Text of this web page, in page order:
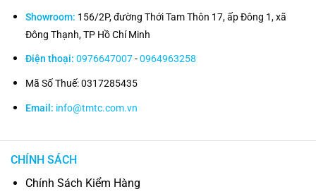
Showroom: 156/2P, đường Thới Tam Thôn 17, ấp Đông 1, xã
Đông Thạnh, TP Hồ Chí Minh
Điện thoại: 0976647007-0964963258
Mã Số Thuế: 0317285435
Email: info@tmtc.com.vn
CHÍNH SÁCH
Chính Sách Kiểm Hàng